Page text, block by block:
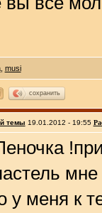
, musi
сохранить
темы 19.01.2012 - 19:55
у меня к